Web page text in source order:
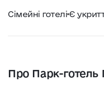
Київ сьогодні
Найкращі готелі,
Сімейні готелі Є
Про Парк-готель